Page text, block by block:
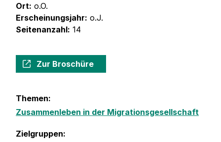
Ort: o.O.
Erscheinungsjahr: o.J.
Seitenanzahl: 14
Zur Broschüre
Themen:
Zusammenleben in der Migrationsgesellschaft
Zielgruppen: